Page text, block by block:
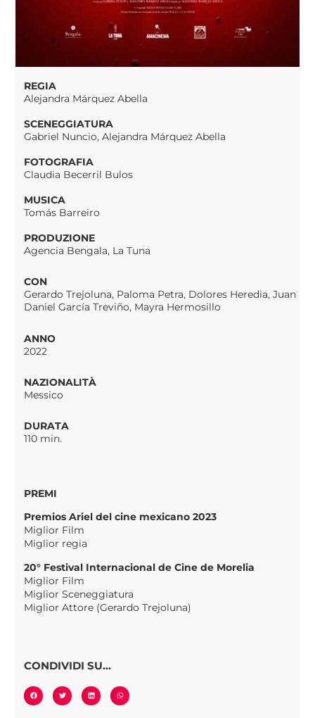
REGIA
Alejandra Márquez Abella
SCENEGGIATURA
Gabriel Nuncio, Alejandra Márquez Abella
FOTOGRAFIA
Claudia Becerril Bulos
MUSICA
Tomás Barreiro
PRODUZIONE
Agencia Bengala, La Tuna
CON
Gerardo Trejoluna, Paloma Petra, Dolores Heredia, Juan
Daniel García Treviño, Mayra Hermosillo
ANNO
2022
NAZIONALITÀ
Messico
DURATA
110 min.
PREMI
Premios Ariel del cine mexicano 2023
Miglior Film
Miglior regia
20° Festival Internacional de Cine de Morelia
Miglior Film
Miglior Sceneggiatura
Miglior Attore (Gerardo Trejoluna)
CONDIVIDI SU...